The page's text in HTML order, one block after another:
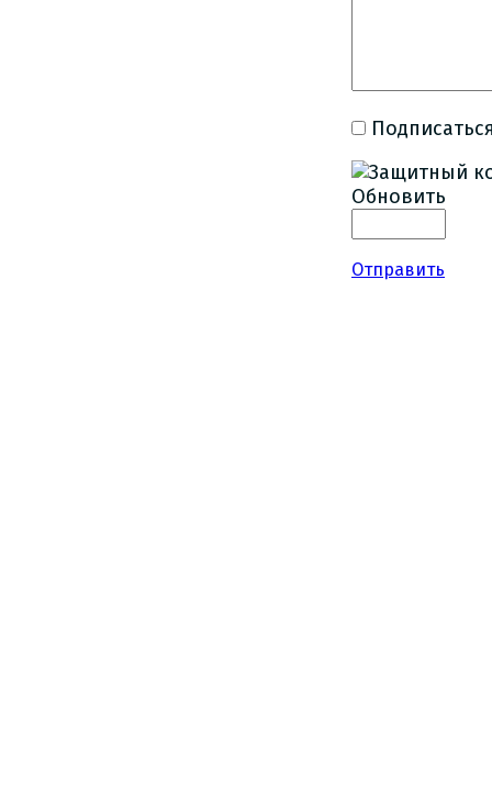
Обновить
Отправить